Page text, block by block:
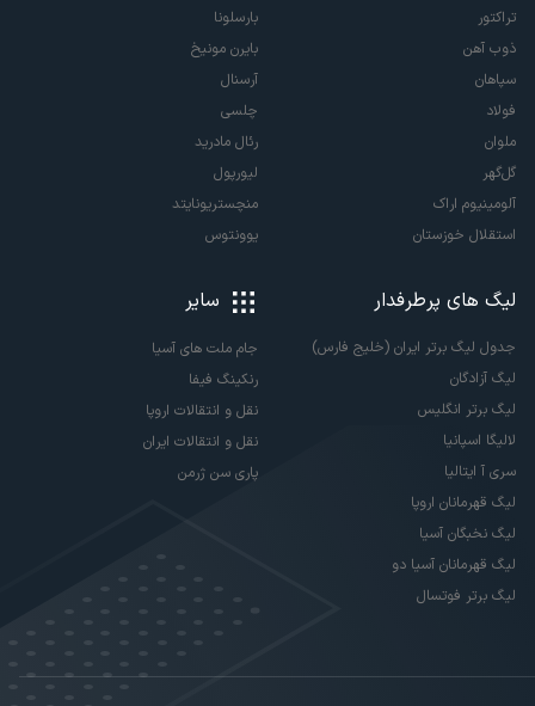
تراکتور
ذوب آهن
سپاهان
فولاد
ملوان
گل‌گهر
آلومینیوم اراک
استقلال خوزستان
بارسلونا
بایرن مونیخ
آرسنال
چلسی
رئال مادرید
لیورپول
منچستریونایتد
یوونتوس
لیگ های پرطرفدار
جدول لیگ برتر ایران (خلیج فارس)
لیگ آزادگان
لیگ برتر انگلیس
لالیگا اسپانیا
سری آ ایتالیا
لیگ قهرمانان اروپا
لیگ نخبگان آسیا
لیگ قهرمانان آسیا دو
لیگ برتر فوتسال
سایر
جام ملت های آسیا
رنکینگ فیفا
نقل و انتقالات اروپا
نقل و انتقالات ایران
پاری سن ژرمن